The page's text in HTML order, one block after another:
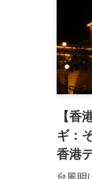
【
ギ：
香港